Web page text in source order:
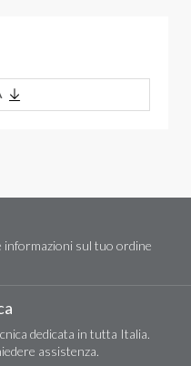
informazioni sul tuo ordine
dedicata in tutta Italia.
assistenza.